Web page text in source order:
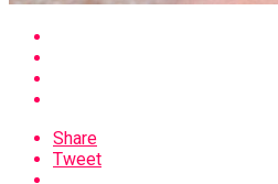
Share
Tweet